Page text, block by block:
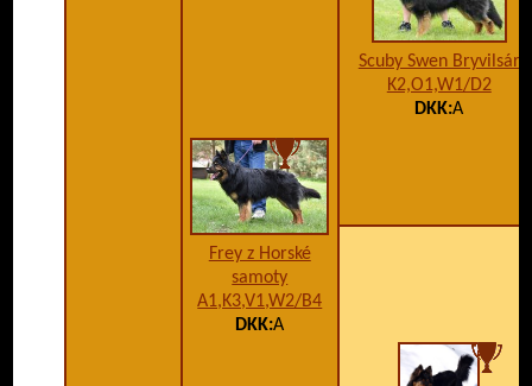
Frey z Horské
samoty
A1,K3,V1,W2/B4
DKK:A
Scuby Swen Bryvilsár
K2,O1,W1/D2
DKK:A